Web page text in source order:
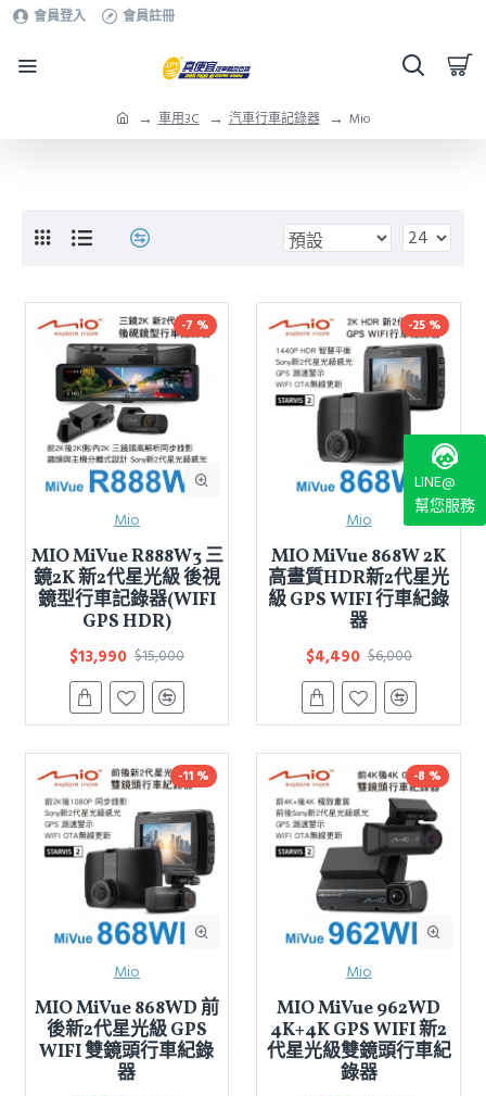
會員登入 會員註冊
車用3C 汽車行車記錄器 Mio
-7 %
Mio
MIO MiVue R888W3 三
鏡2K 新2代星光級 後視
鏡型行車記錄器(WIFI
GPS HDR)
$13,990 $15,000
-25 %
Mio
MIO MiVue 868W 2K
高畫質HDR新2代星光
級 GPS WIFI 行車紀錄
器
$4,490 $6,000
-11 %
Mio
MIO MiVue 868WD 前
後新2代星光級 GPS
WIFI 雙鏡頭行車紀錄
器
-8 %
Mio
MIO MiVue 962WD
4K+4K GPS WIFI 新2
代星光級雙鏡頭行車紀
錄器
LINE@
幫您服務